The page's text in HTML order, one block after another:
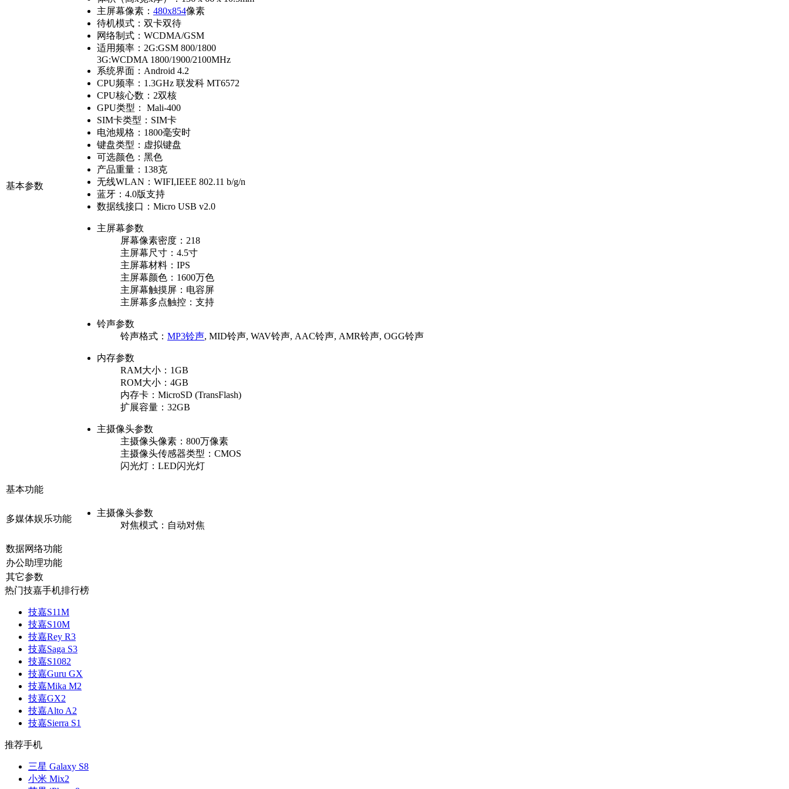
基本参数
主屏幕像素： 480x854像素
待机模式： 双卡双待
网络制式： WCDMA/GSM
适用频率： 2G:GSM 800/1800
3G:WCDMA 1800/1900/2100MHz
系统界面： Android 4.2
CPU频率： 1.3GHz 联发科 MT6572
CPU核心数： 2双核
GPU类型：
Mali-400
SIM卡类型： SIM卡
电池规格： 1800毫安时
键盘类型： 虚拟键盘
可选颜色： 黑色
产品重量： 138克
无线WLAN： WIFI,IEEE 802.11 b/g/n
蓝牙： 4.0版支持
数据线接口： Micro USB v2.0
主屏幕参数
屏幕像素密度： 218
主屏幕尺寸： 4.5寸
主屏幕材料： IPS
主屏幕颜色： 1600万色
主屏幕触摸屏： 电容屏
主屏幕多点触控： 支持
铃声参数
铃声格式： MP3铃声, MID铃声, WAV铃声, AAC铃声, AMR铃声, OGG铃声
内存参数
RAM大小： 1GB
ROM大小： 4GB
内存卡： MicroSD (TransFlash)
扩展容量： 32GB
主摄像头参数
主摄像头像素： 800万像素
主摄像头传感器类型： CMOS
闪光灯： LED闪光灯
基本功能
多媒体娱乐功能
主摄像头参数
对焦模式： 自动对焦
数据网络功能
办公助理功能
其它参数
热门技嘉手机排行榜
技嘉S11M
技嘉S10M
技嘉Rey R3
技嘉Saga S3
技嘉S1082
技嘉Guru GX
技嘉Mika M2
技嘉GX2
技嘉Alto A2
技嘉Sierra S1
推荐手机
三星 Galaxy S8
小米 Mix2